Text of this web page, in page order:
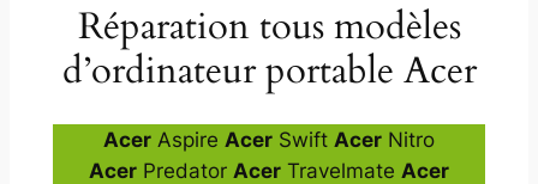
Réparation tous modèles
d’ordinateur portable Acer
Acer Aspire Acer Swift Acer Nitro
Acer Predator Acer Travelmate Acer